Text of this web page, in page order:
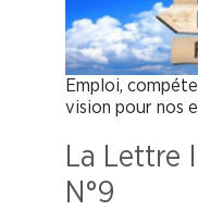
Emploi,
vision pour nos
La Lettre
N°9